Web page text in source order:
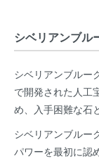
シベリアンブル
シベリアンブルー
で開発された人工
め、入手困難な石
シベリアンブルー
パワーを最初に認